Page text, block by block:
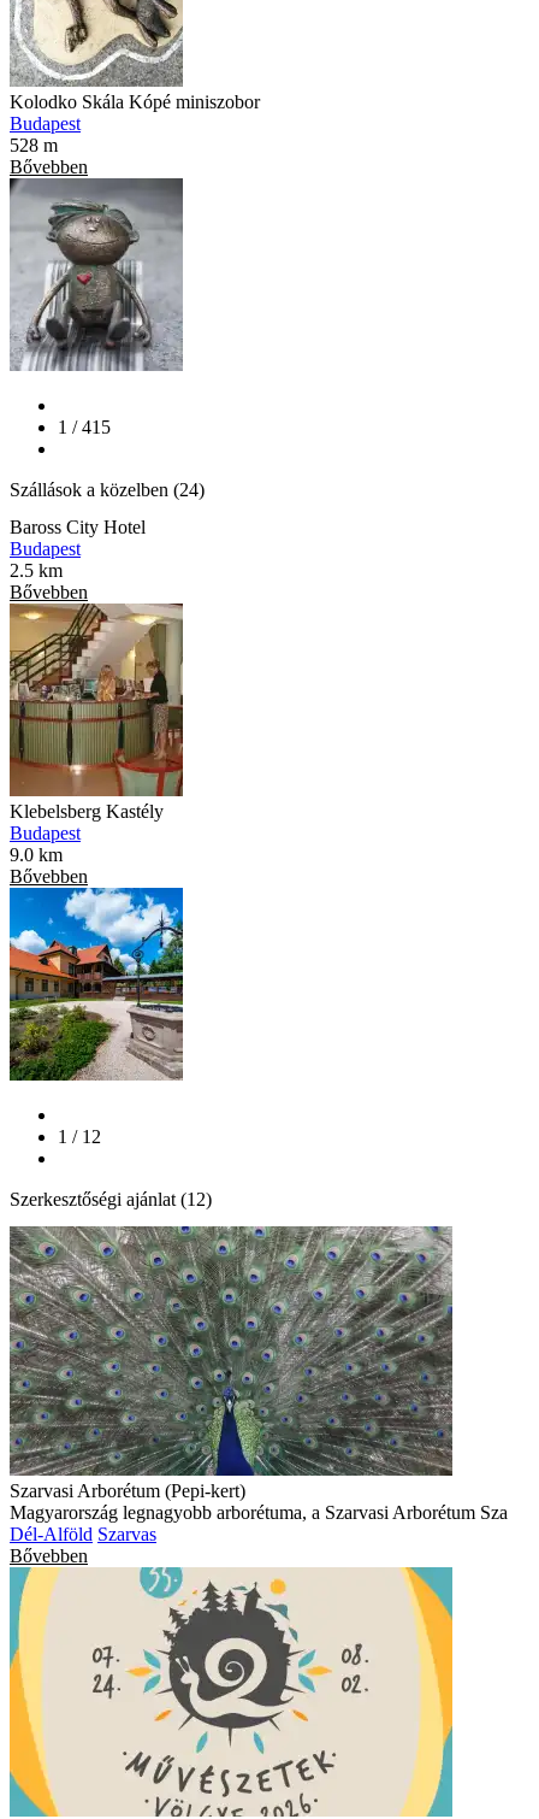
Kolodko Skála Kópé miniszobor
Budapest
528 m
Bővebben
1 / 415
Szállások a közelben (24)
Baross City Hotel
Budapest
2.5 km
Bővebben
Klebelsberg Kastély
Budapest
9.0 km
Bővebben
1 / 12
Szerkesztőségi ajánlat (12)
Szarvasi Arborétum (Pepi-kert)
Magyarország legnagyobb arborétuma, a Szarvasi Arborétum Sza
Dél-Alföld Szarvas
Bővebben